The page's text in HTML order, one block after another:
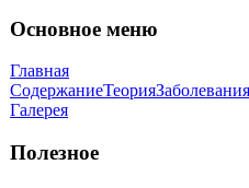
Основное меню
Главная
СодержаниеТеорияЗаболевания
Галерея
Полезное